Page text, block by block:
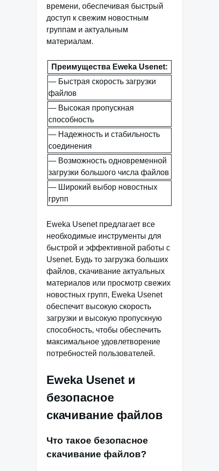
времени, обеспечивая быстрый
доступ к свежим новостным
группам и актуальным
материалам.
Преимущества Eweka Usenet:
— Быстрая скорость загрузки
файлов
— Высокая пропускная
способность
— Надежность и стабильность
соединения
— Возможность одновременной
загрузки большого числа файлов
— Широкий выбор новостных
групп
Eweka Usenet предлагает все
необходимые инструменты для
быстрой и эффективной работы с
Usenet. Будь то загрузка больших
файлов, скачивание актуальных
материалов или просмотр свежих
новостных групп, Eweka Usenet
обеспечит высокую скорость
загрузки и высокую пропускную
способность, чтобы обеспечить
максимальное удовлетворение
потребностей пользователей.
Eweka Usenet и
безопасное
скачивание файлов
Что такое безопасное
скачивание файлов?